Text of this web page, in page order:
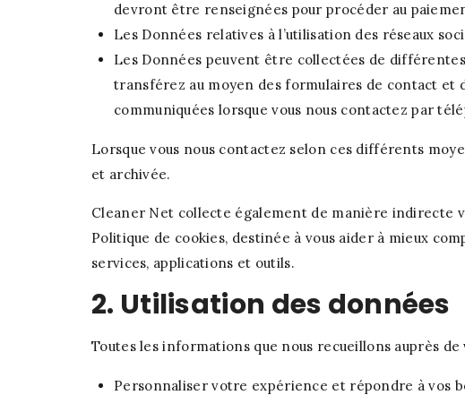
devront être renseignées pour procéder au
Les Données relatives à l’utilisation des réseaux
Les Données peuvent être collectées de
transférez au moyen des formulaires de contact et
communiquées lorsque vous nous contactez par
Lorsque vous nous contactez selon ces différents
et archivée.
Cleaner Net collecte également de manière indirecte
Politique de cookies, destinée à vous aider à mieux
services, applications et outils.
2. Utilisation des données
Toutes les informations que nous recueillons auprès
Personnaliser votre expérience et répondre à vos